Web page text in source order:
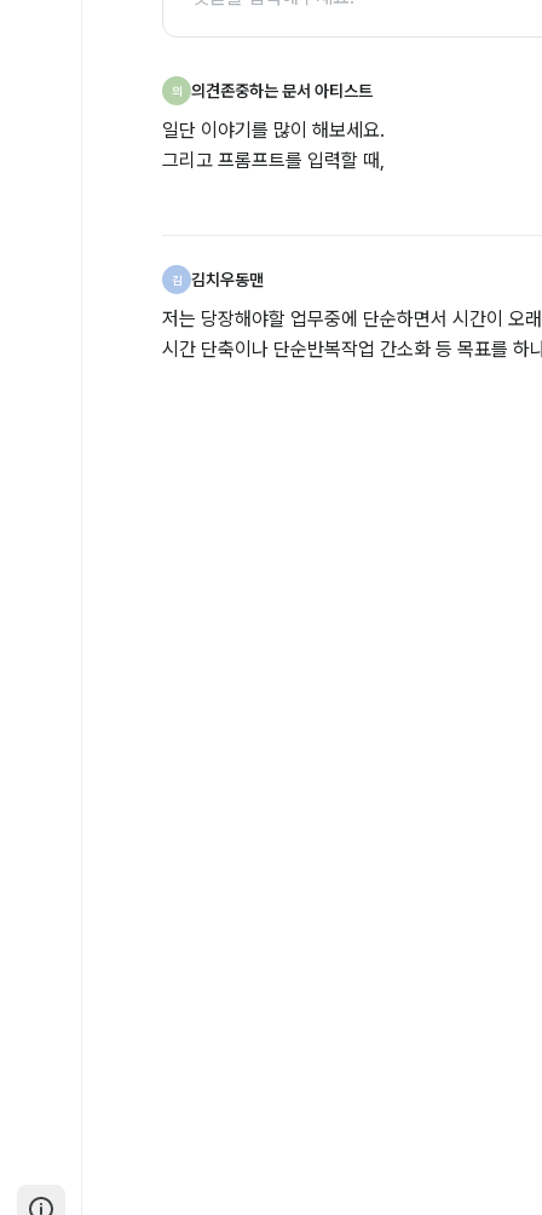
의 의견존중하는 문서 아티스트
일단 이야기를 많이 해보세요.
그리고 프롬프트를 입력할 때,
김 김치우동맨
저는 당장해야할 업무중에 단순하면서 시간이 오
시간 단축이나 단순반복작업 간소화 등 목표를 하